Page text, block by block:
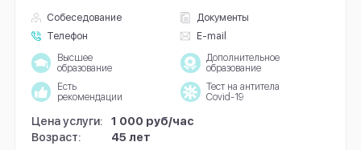
Собеседование
Документы
Телефон
E-mail
Высшее
образование
Дополнительное
образование
Есть
рекомендации
Тест на антитела
Covid-19
Цена услуги:
1 000 руб/час
Возраст:
45 лет